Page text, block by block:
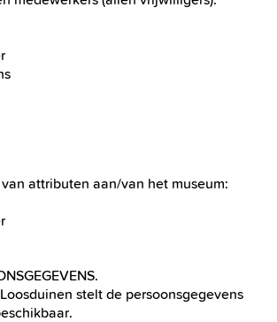
attributen aan/van het museum:
stelt de persoonsgegevens